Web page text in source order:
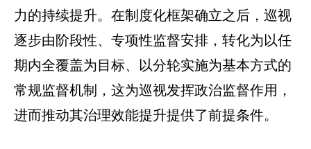
力的持续提升。在制度化框架确立之后，巡视
逐步由阶段性、专项性监督安排，转化为以任
期内全覆盖为目标、以分轮实施为基本方式的
常规监督机制，这为巡视发挥政治监督作用，
进而推动其治理效能提升提供了前提条件。